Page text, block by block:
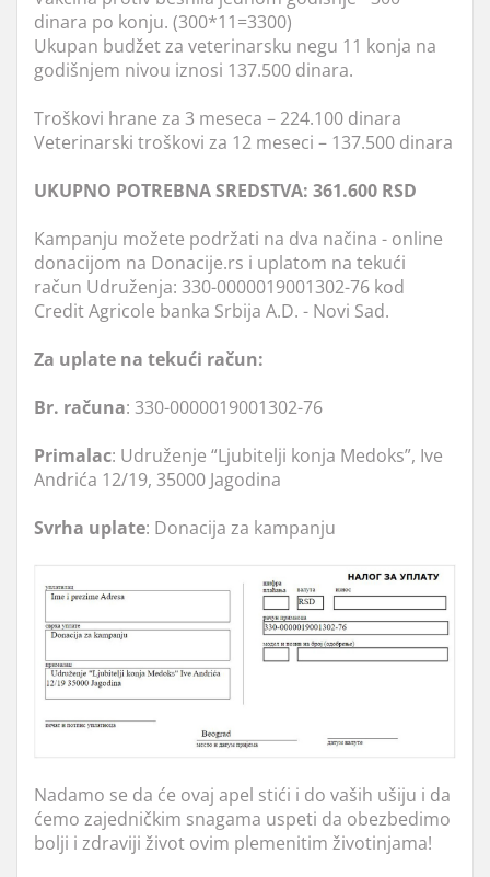
dinara po konju. (300*11=3300)
Ukupan budžet za veterinarsku negu 11 konja na
godišnjem nivou iznosi 137.500 dinara.
Troškovi hrane za 3 meseca – 224.100 dinara
Veterinarski troškovi za 12 meseci – 137.500 dinara
UKUPNO POTREBNA SREDSTVA: 361.600 RSD
Kampanju možete podržati na dva načina - online
donacijom na Donacije.rs i uplatom na tekući
račun Udruženja: 330-0000019001302-76 kod
Credit Agricole banka Srbija A.D. - Novi Sad.
Za uplate na tekući račun:
Br. računa: 330-0000019001302-76
Primalac: Udruženje “Ljubitelji konja Medoks”, Ive
Andrića 12/19, 35000 Jagodina
Svrha uplate: Donacija za kampanju
Nadamo se da će ovaj apel stići i do vaših ušiju i da
ćemo zajedničkim snagama uspeti da obezbedimo
bolji i zdraviji život ovim plemenitim životinjama!